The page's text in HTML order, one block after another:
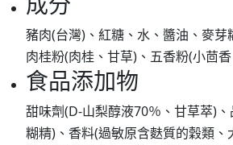
豬肉(台灣)、紅糖、水、醬油、麥
肉桂粉(肉桂、甘草)、五香粉(小茴
食品添加物
甜味劑(D-山梨醇液70％、甘草萃)
糊精)、香料(過敏原含麩質的穀類、